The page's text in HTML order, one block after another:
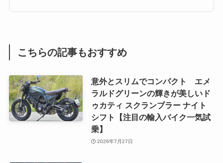
こちらの記事もおすすめ
意外とスリムでコンパクト エメ
ラルドグリーンの輝きが美しいド
ゥカティ スクランブラー ナイト
シフト【注目の輸入バイク一気試
乗】
2026年7月27日